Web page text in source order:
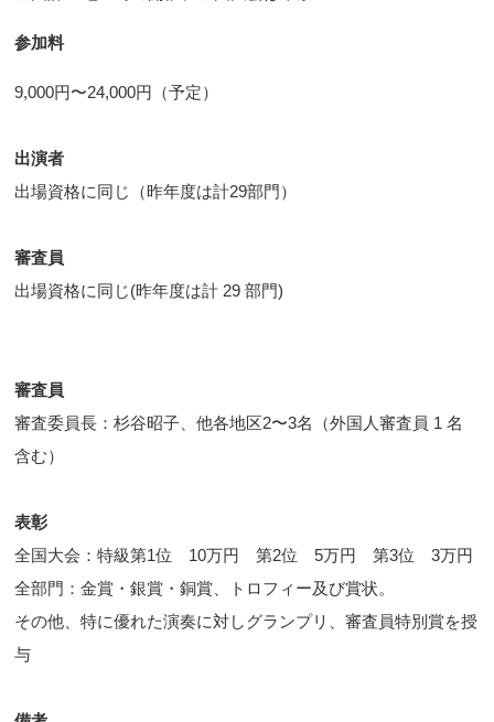
参加料
9,000円〜24,000円（予定）
出演者
出場資格に同じ（昨年度は計29部門）
審査員
出場資格に同じ(昨年度は計 29 部門)
審査員
審査委員長：杉谷昭子、他各地区2〜3名（外国人審査員 1 名
含む）
表彰
全国大会：特級第1位 10万円 第2位 5万円 第3位 3万円
全部門：金賞・銀賞・銅賞、トロフィー及び賞状。
その他、特に優れた演奏に対しグランプリ、審査員特別賞を授
与